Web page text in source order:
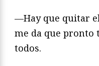
—Hay que quitar
me da que pronto
todos.